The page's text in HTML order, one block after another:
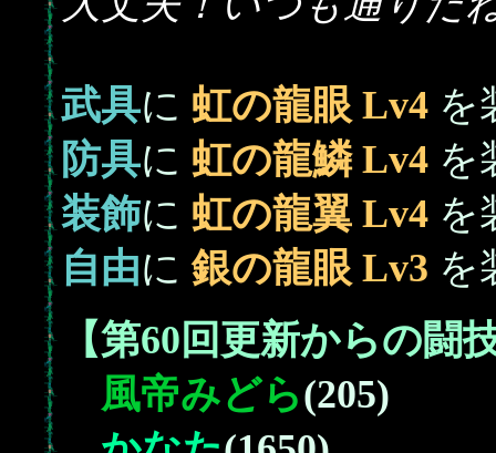
武具に 虹の龍眼 Lv4 を
防具に 虹の龍鱗 Lv4 を
装飾に 虹の龍翼 Lv4 を
自由に銀の龍眼 Lv3 を
【第60回更新からの闘
風帝みどら(205)